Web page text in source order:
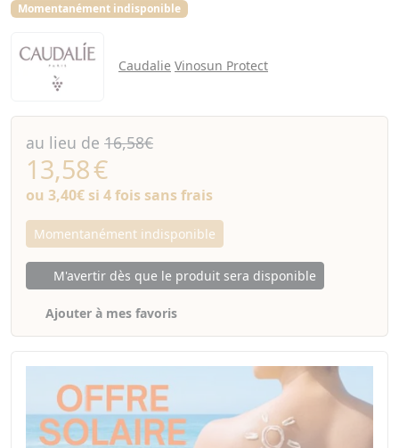
Momentanément indisponible
Caudalie Vinosun Protect
au lieu de 16,58€
13,58€
ou 3,40€ si 4 fois sans frais
Momentanément indisponible
M'avertir dès que le produit sera disponible
Ajouter à mes favoris